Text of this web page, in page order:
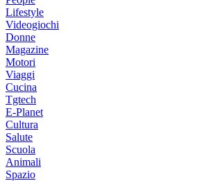
Lifestyle
Videogiochi
Donne
Magazine
Motori
Viaggi
Cucina
Tgtech
E-Planet
Cultura
Salute
Scuola
Animali
Spazio